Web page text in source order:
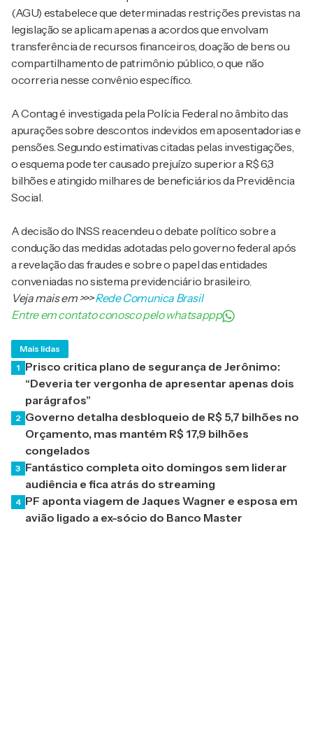
(AGU) estabelece que determinadas restrições previstas na
legislação se aplicam apenas a acordos que envolvam
transferência de recursos financeiros, doação de bens ou
compartilhamento de patrimônio público, o que não
ocorreria nesse convênio específico.
A Contag é investigada pela Polícia Federal no âmbito das
apurações sobre descontos indevidos em aposentadorias e
pensões. Segundo estimativas citadas pelas investigações,
o esquema pode ter causado prejuízo superior a R$ 6,3
bilhões e atingido milhares de beneficiários da Previdência
Social.
A decisão do INSS reacendeu o debate político sobre a
condução das medidas adotadas pelo governo federal após
a revelação das fraudes e sobre o papel das entidades
conveniadas no sistema previdenciário brasileiro.
Veja mais em>>>Rede Comunica Brasil
Entre em contato conosco pelo whatsappp
Mais lidas
1 Prisco critica plano de segurança de Jerônimo:
“Deveria ter vergonha de apresentar apenas dois
parágrafos”
2 Governo detalha desbloqueio de R$ 5,7 bilhões no
Orçamento, mas mantém R$ 17,9 bilhões
congelados
3 Fantástico completa oito domingos sem liderar
audiência e fica atrás do streaming
4 PF aponta viagem de Jaques Wagner e esposa em
avião ligado a ex-sócio do Banco Master